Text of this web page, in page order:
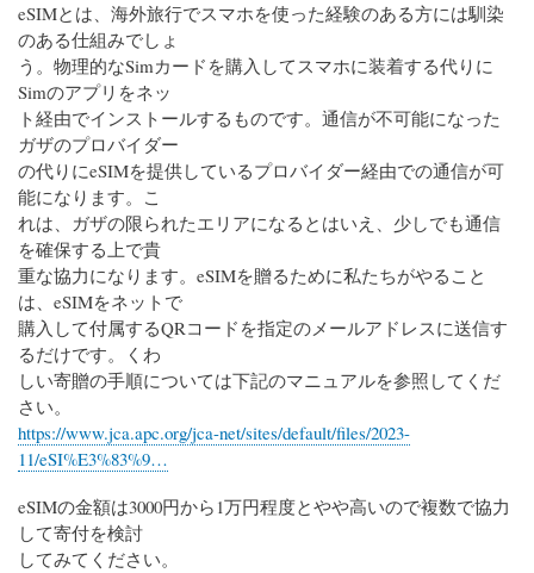
eSIMとは、海外旅行でスマホを使った経験のある方には馴染
のある仕組みでしょ
う。物理的なSimカードを購入してスマホに装着する代りに
Simのアプリをネッ
ト経由でインストールするものです。通信が不可能になった
ガザのプロバイダー
の代りにeSIMを提供しているプロバイダー経由での通信が可
能になります。こ
れは、ガザの限られたエリアになるとはいえ、少しでも通信
を確保する上で貴
重な協力になります。eSIMを贈るために私たちがやること
は、eSIMをネットで
購入して付属するQRコードを指定のメールアドレスに送信す
るだけです。くわ
しい寄贈の手順については下記のマニュアルを参照してくだ
さい。
https://www.jca.apc.org/jca-net/sites/default/files/2023-
11/eSI%E3%83%9…
eSIMの金額は3000円から1万円程度とやや高いので複数で協力
して寄付を検討
してみてください。